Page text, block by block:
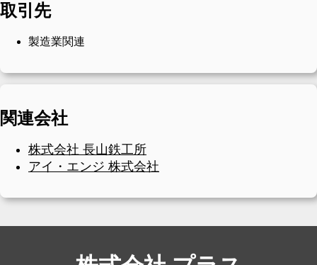
取引先
製造業関連
関連会社
株式会社 長山鉄工所
アイ・エンジ 株式会社